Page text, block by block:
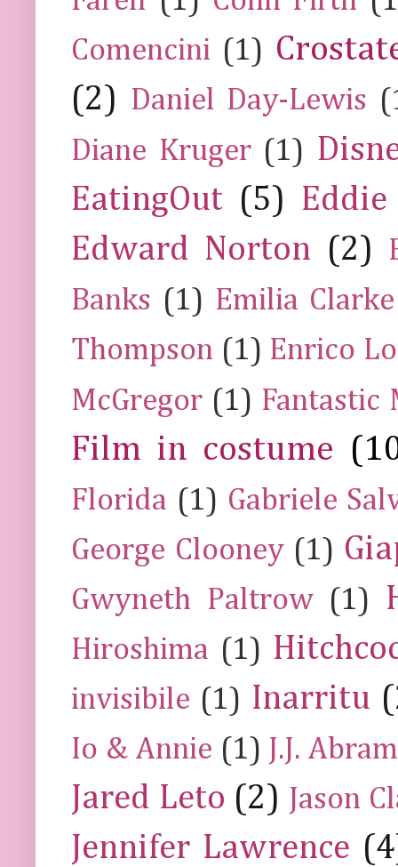
Comencini (1)
(2) Daniel Day-Lewis
Diane Kruger (1)
EatingOut (5) Eddie
Edward Norton (2)
Banks (1) Emilia Clarke
Thompson (1) Enrico
McGregor (1) Fantastic
Film in costume
Florida (1) Gabriele
George Clooney (1)
Gwyneth Paltrow (1)
Hiroshima (1)
invisibile (1) Inarritu
Io & Annie (1) J.J.
Jared Leto (2) Jason
Jennifer Lawrence